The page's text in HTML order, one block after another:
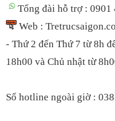
Tổng đài hỗ trợ : 0901
Web :
- Thứ 2 đến Thứ 7 từ 8h
18h00 và Chủ nhật từ
Số hotline ngoài giờ :